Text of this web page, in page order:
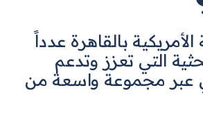
بالقاهرة عدداً
التي تعزز وتدعم
عبر مجموعة واسعة من